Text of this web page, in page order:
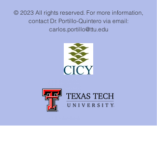
© 2023 All rights reserved. For more information,
contact Dr. Portillo-Quintero via email:
carlos.portillo@ttu.edu